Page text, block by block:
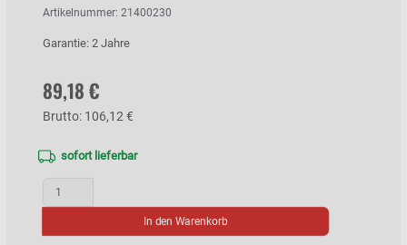
Artikelnummer: 21400230
Garantie: 2 Jahre
89,18 €
Brutto: 106,12 €
sofort lieferbar
In den Warenkorb